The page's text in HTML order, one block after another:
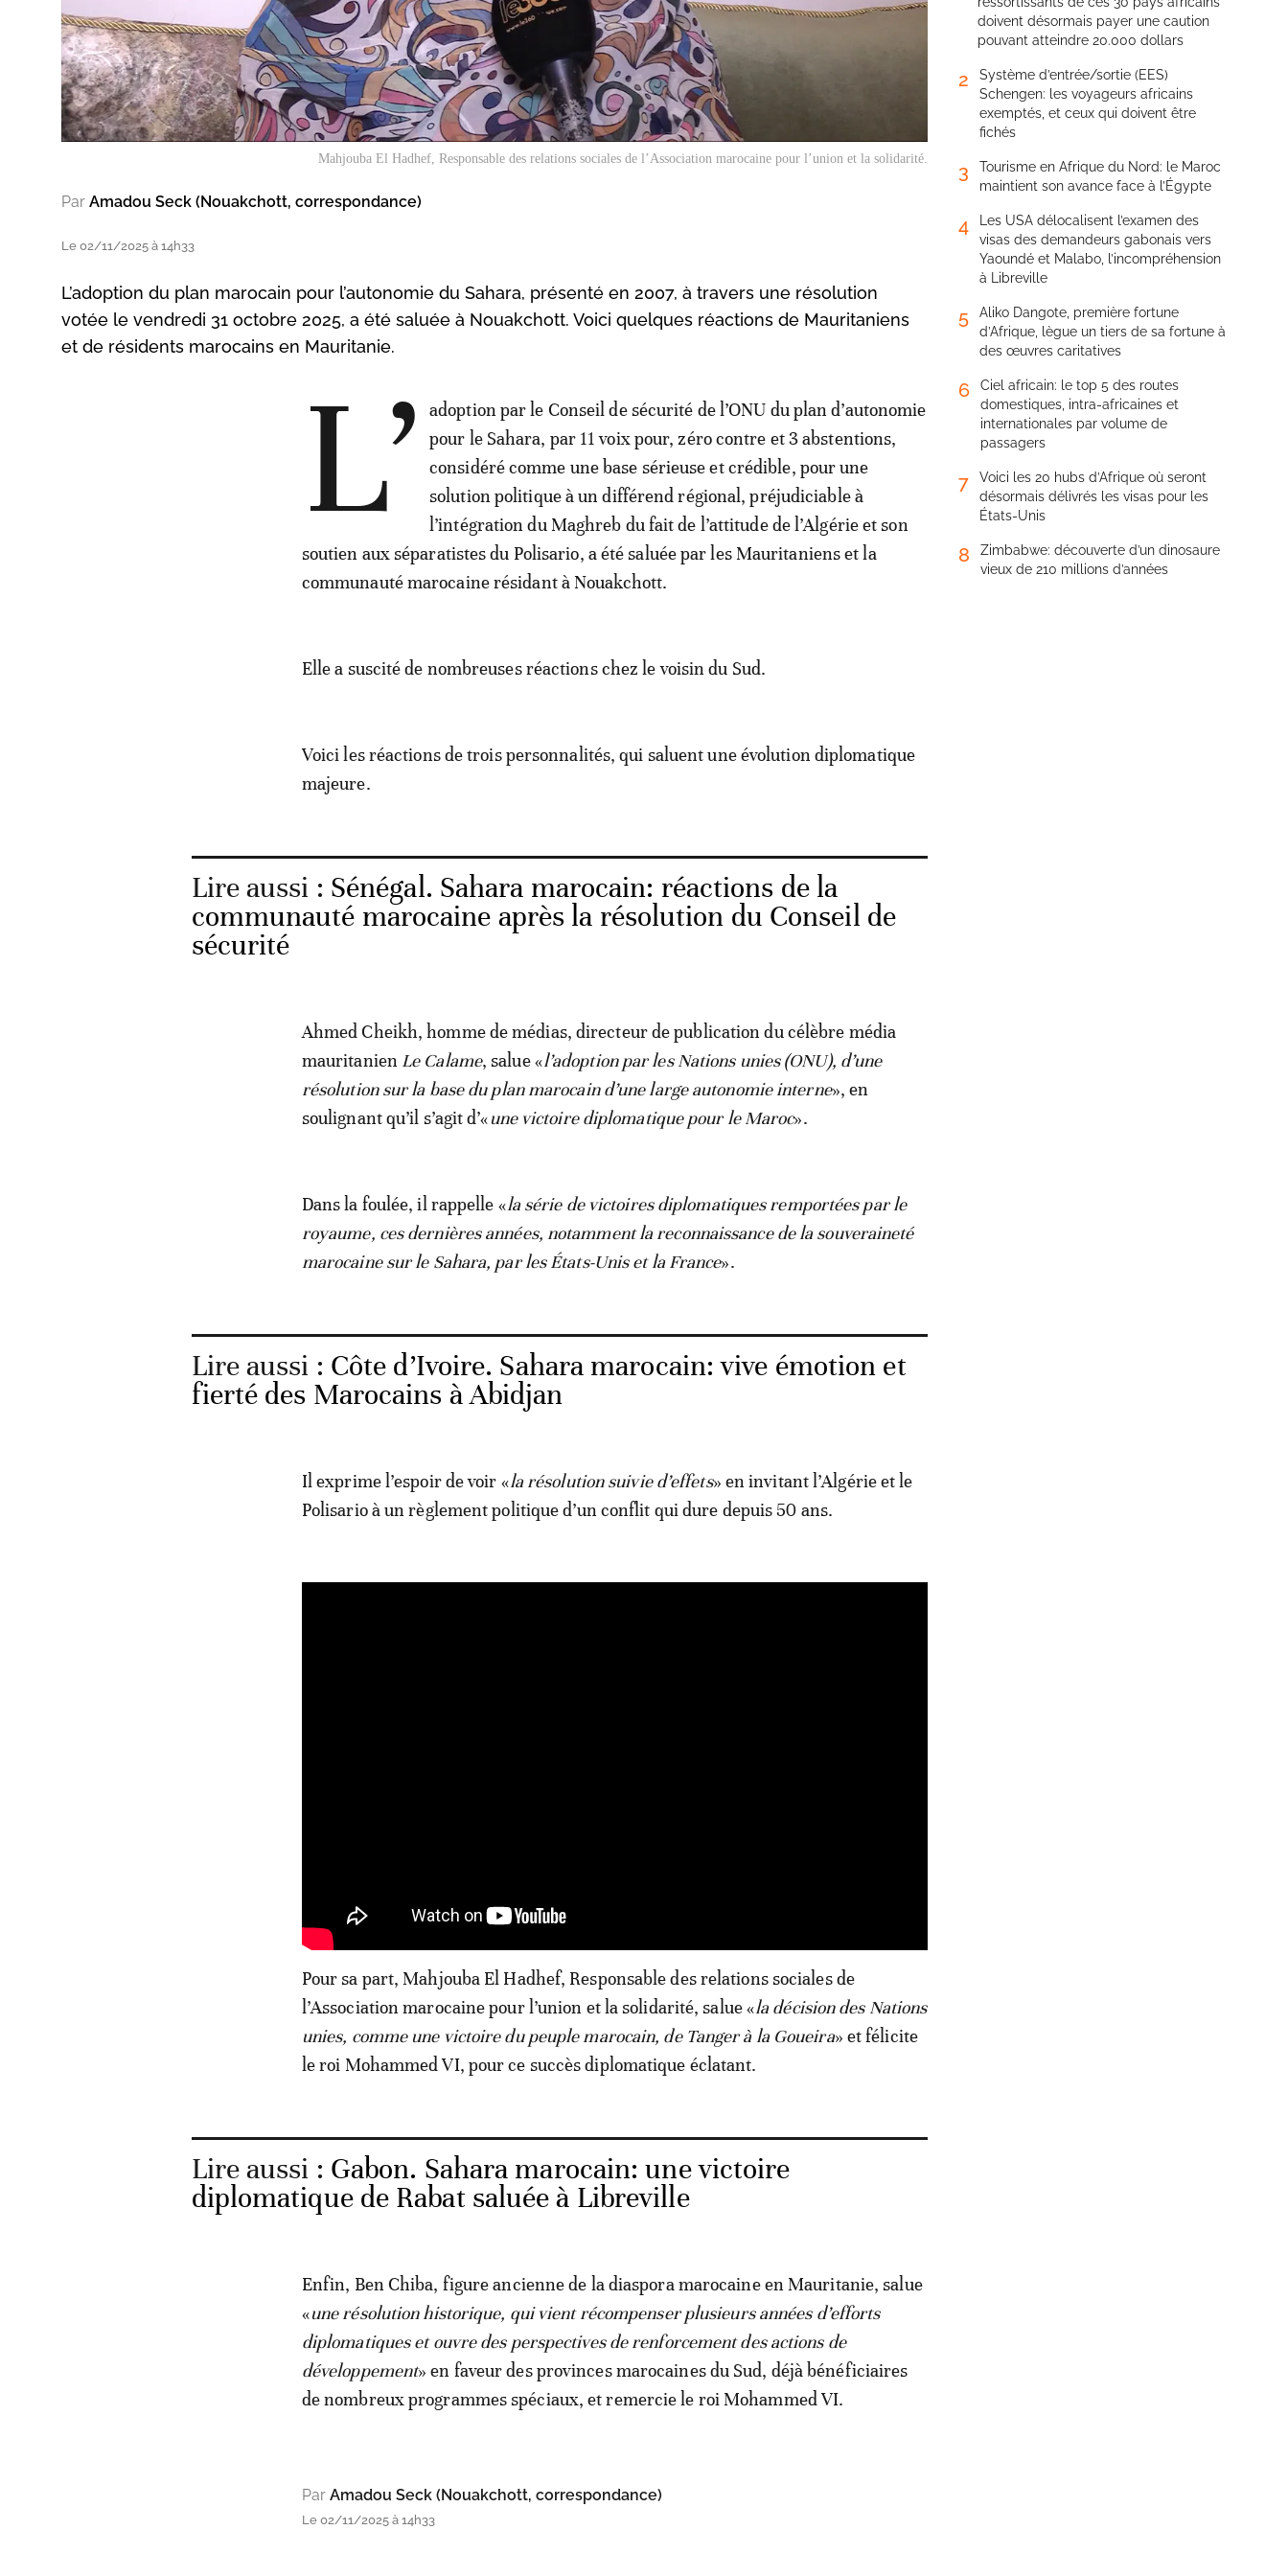
Mahjouba El Hadhef, Responsable des relations sociales de l’Association marocaine pour l’union et la solidarité.
Par Amadou Seck (Nouakchott, correspondance)
Le 02/11/2025 à 14h33
L’adoption du plan marocain pour l’autonomie du Sahara, présenté en 2007, à travers une résolution
votée le vendredi 31 octobre 2025, a été saluée à Nouakchott. Voici quelques réactions de Mauritaniens
et de résidents marocains en Mauritanie.
L’
adoption par le Conseil de sécurité de l’ONU du plan d’autonomie
pour le Sahara, par 11 voix pour, zéro contre et 3 abstentions,
considéré comme une base sérieuse et crédible, pour une
solution politique à un différend régional, préjudiciable à
l’intégration du Maghreb du fait de l’attitude de l’Algérie et son
soutien aux séparatistes du Polisario, a été saluée par les Mauritaniens et la
communauté marocaine résidant à Nouakchott.
Elle a suscité de nombreuses réactions chez le voisin du Sud.
Voici les réactions de trois personnalités, qui saluent une évolution diplomatique
majeure.
Lire aussi : Sénégal. Sahara marocain: réactions de la
communauté marocaine après la résolution du Conseil de
sécurité
Ahmed Cheikh, homme de médias, directeur de publication du célèbre média
mauritanien Le Calame, salue «l’adoption par les Nations unies (ONU), d’une
résolution sur la base du plan marocain d’une large autonomie interne», en
soulignant qu’il s’agit d’«une victoire diplomatique pour le Maroc».
Dans la foulée, il rappelle «la série de victoires diplomatiques remportées par le
royaume, ces dernières années, notamment la reconnaissance de la souveraineté
marocaine sur le Sahara, par les États-Unis et la France».
Lire aussi : Côte d’Ivoire. Sahara marocain: vive émotion et
fierté des Marocains à Abidjan
Il exprime l’espoir de voir «la résolution suivie d’effets» en invitant l’Algérie et le
Polisario à un règlement politique d’un conflit qui dure depuis 50 ans.
Pour sa part, Mahjouba El Hadhef, Responsable des relations sociales de
l’Association marocaine pour l’union et la solidarité, salue «la décision des Nations
unies, comme une victoire du peuple marocain, de Tanger à la Goueira» et félicite
le roi Mohammed VI, pour ce succès diplomatique éclatant.
Lire aussi : Gabon. Sahara marocain: une victoire
diplomatique de Rabat saluée à Libreville
Enfin, Ben Chiba, figure ancienne de la diaspora marocaine en Mauritanie, salue
«une résolution historique, qui vient récompenser plusieurs années d’efforts
diplomatiques et ouvre des perspectives de renforcement des actions de
développement» en faveur des provinces marocaines du Sud, déjà bénéficiaires
de nombreux programmes spéciaux, et remercie le roi Mohammed VI.
Par Amadou Seck (Nouakchott, correspondance)
Le 02/11/2025 à 14h33
doivent désormais payer une caution
pouvant atteindre 20.000 dollars
2
Système d’entrée/sortie (EES)
Schengen: les voyageurs africains
exemptés, et ceux qui doivent être
fichés
3
Tourisme en Afrique du Nord: le Maroc
maintient son avance face à l’Égypte
4
Les USA délocalisent l’examen des
visas des demandeurs gabonais vers
Yaoundé et Malabo, l’incompréhension
à Libreville
5
Aliko Dangote, première fortune
d’Afrique, lègue un tiers de sa fortune à
des œuvres caritatives
6
Ciel africain: le top 5 des routes
domestiques, intra-africaines et
internationales par volume de
passagers
7
Voici les 20 hubs d’Afrique où seront
désormais délivrés les visas pour les
États-Unis
8
Zimbabwe: découverte d’un dinosaure
vieux de 210 millions d’années